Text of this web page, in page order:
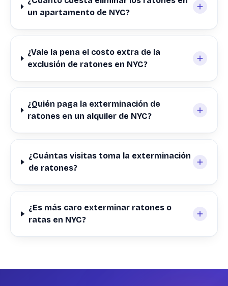
un apartamento de NYC?
¿Vale la pena el costo extra de la
exclusión de ratones en NYC?
¿Quién paga la exterminación de
ratones en un alquiler de NYC?
¿Cuántas visitas toma la exterminación
de ratones?
¿Es más caro exterminar ratones o
ratas en NYC?